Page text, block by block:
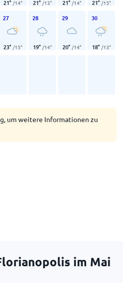
21° /14° 21° /13° 21° /14° 21° /15°
27
23° /15°
28
19° /14°
29
20° /14°
30
18° /13°
um weitere Informationen zu
im Mai